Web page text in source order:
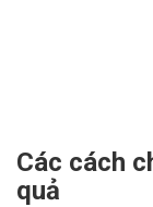
Các cách
quả